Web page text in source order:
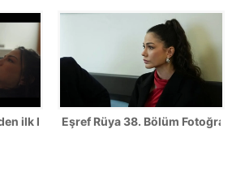
ilk karelerEşref Rüya 38. Bölüm